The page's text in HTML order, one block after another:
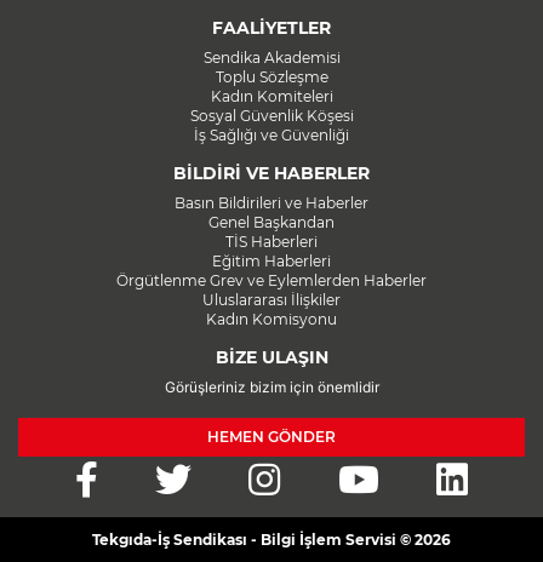
FAALİYETLER
Sendika Akademisi
Toplu Sözleşme
Kadın Komiteleri
Sosyal Güvenlik Köşesi
İş Sağlığı ve Güvenliği
BİLDİRİ VE HABERLER
Basın Bildirileri ve Haberler
Genel Başkandan
TİS Haberleri
Eğitim Haberleri
Örgütlenme Grev ve Eylemlerden Haberler
Uluslararası İlişkiler
Kadın Komisyonu
BİZE ULAŞIN
Görüşleriniz bizim için önemlidir
HEMEN GÖNDER
Tekgıda-İş Sendikası - Bilgi İşlem Servisi © 2026